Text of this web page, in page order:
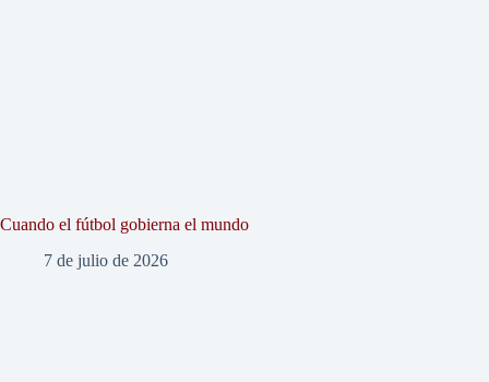
Cuando el fútbol gobierna el mundo
7 de julio de 2026